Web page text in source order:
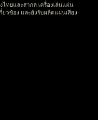
ทยและสากล เครื่องเล่นแผ่น
วข้อง และยังรับผลิตแผ่นเสียง